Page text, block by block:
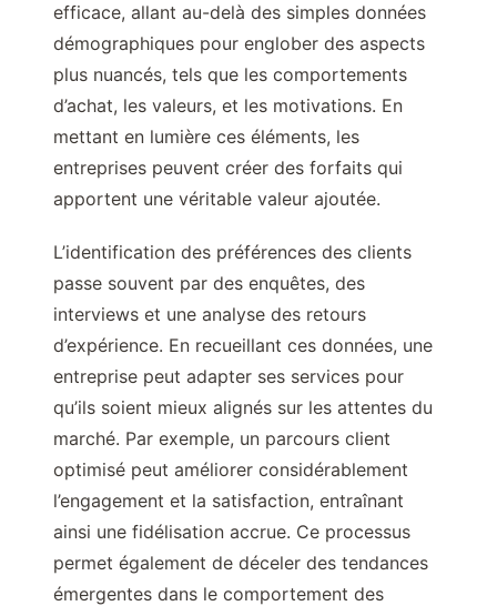
efficace, allant au-delà des simples données
démographiques pour englober des aspects
plus nuancés, tels que les comportements
d’achat, les valeurs, et les motivations. En
mettant en lumière ces éléments, les
entreprises peuvent créer des forfaits qui
apportent une véritable valeur ajoutée.
L’identification des préférences des clients
passe souvent par des enquêtes, des
interviews et une analyse des retours
d’expérience. En recueillant ces données, une
entreprise peut adapter ses services pour
qu’ils soient mieux alignés sur les attentes du
marché. Par exemple, un parcours client
optimisé peut améliorer considérablement
l’engagement et la satisfaction, entraînant
ainsi une fidélisation accrue. Ce processus
permet également de déceler des tendances
émergentes dans le comportement des